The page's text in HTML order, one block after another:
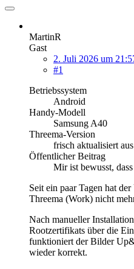
MartinR
Gast
2. Juli 2026 um
#1
Betriebssystem
Android
Handy-Modell
Samsung A40
Threema-Version
frisch aktualisiert
Öffentlicher Beitrag
Mir ist bewusst,
Seit ein paar Tagen hat
Threema (Work) nicht
Nach manueller
Rootzertifikats über die
funktioniert der Bilder
wieder korrekt.